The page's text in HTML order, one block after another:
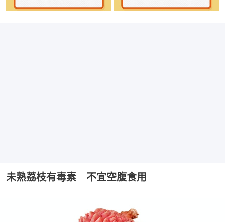
未熟荔枝有毒素 不宜空腹食用